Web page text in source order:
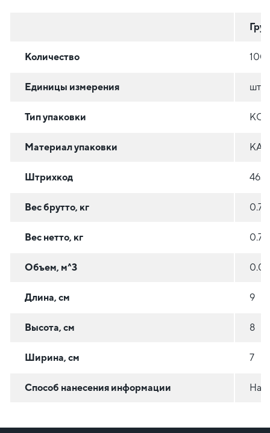
Количество 100
Единицы измерения шт
Тип упаковки
Материал упаковки
Штрихкод
Вес брутто, кг
Вес нетто, кг 0.7
Объем, м^3
Длина, см 9
Высота, см 8
Ширина, см 7
Способ нанесения информации На